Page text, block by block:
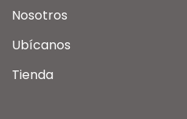
Nosotros
Ubícanos
Tienda